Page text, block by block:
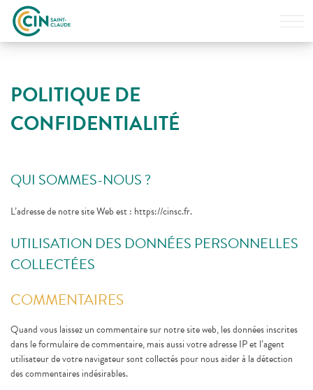
Examen
Scintigraphie
TEP-Scanner
Accès
ACCÉDER À
POUR MON EXAMEN
POLITIQUE DE
CONFIDENTIALITÉ
QUI SOMMES-NOUS ?
L’adresse de notre site Web est : https://cinsc.fr.
UTILISATION DES DONNÉES PERSONNELLES
COLLECTÉES
COMMENTAIRES
Quand vous laissez un commentaire sur notre site web, les données inscrites
dans le formulaire de commentaire, mais aussi votre adresse IP et l’agent
utilisateur de votre navigateur sont collectés pour nous aider à la détection
des commentaires indésirables.